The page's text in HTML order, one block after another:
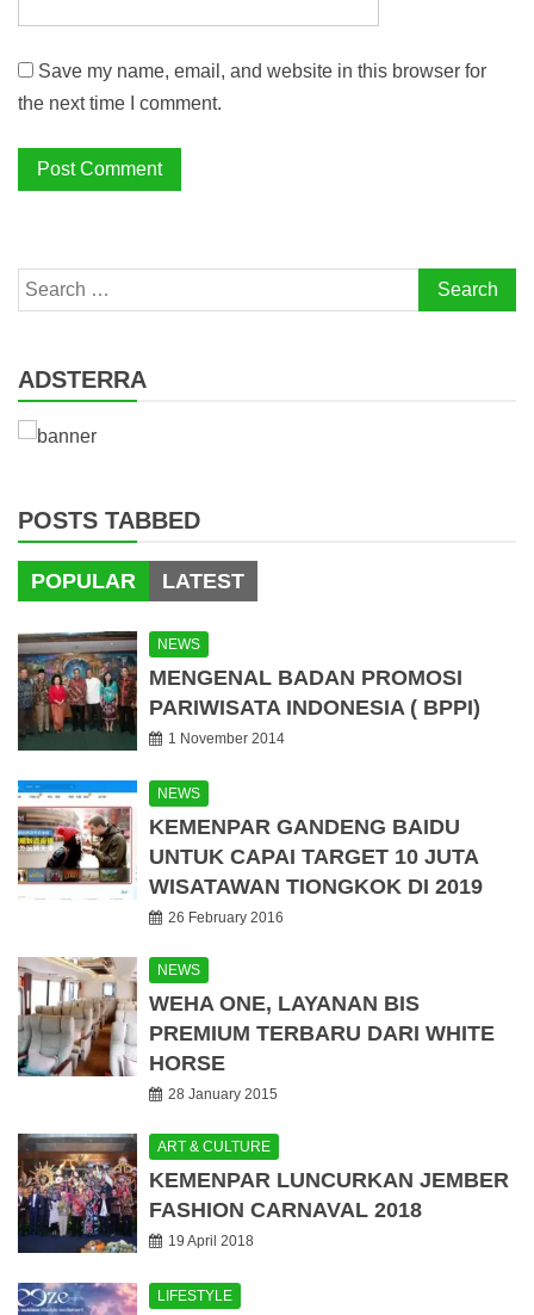
Save my name, email, and website in this browser for
the next time I comment.
Search
for:
ADSTERRA
POSTS TABBED
POPULAR LATEST
NEWS
MENGENAL BADAN PROMOSI
PARIWISATA INDONESIA ( BPPI)
1 November 2014
NEWS
KEMENPAR GANDENG BAIDU
UNTUK CAPAI TARGET 10 JUTA
WISATAWAN TIONGKOK DI 2019
26 February 2016
NEWS
WEHA ONE, LAYANAN BIS
PREMIUM TERBARU DARI WHITE
HORSE
28 January 2015
ART & CULTURE
KEMENPAR LUNCURKAN JEMBER
FASHION CARNAVAL 2018
19 April 2018
LIFESTYLE